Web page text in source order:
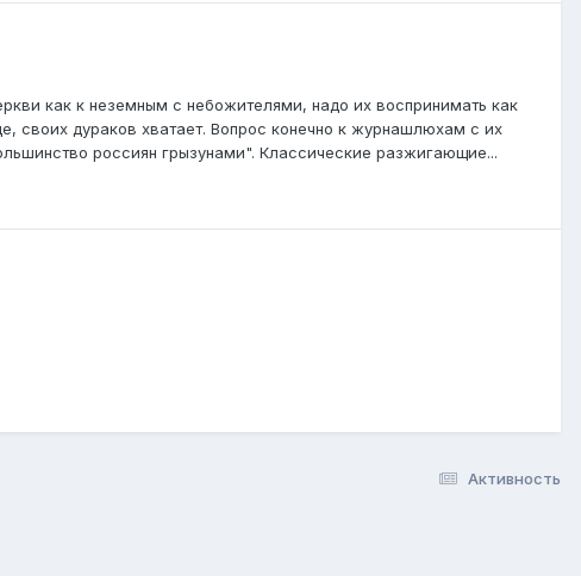
как к неземным с небожителями, надо их воспринимать как
своих дураков хватает. Вопрос конечно к журнашлюхам с их
россиян грызунами". Классические разжигающие...
Активность